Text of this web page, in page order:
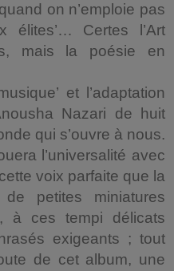
on n’emploie pas
élites’… Certes l’Art
mais la poésie en
et l’adaptation
Nazari de huit
qui s’ouvre à nous.
l’universalité avec
voix parfaite que la
petites miniatures
à ces tempi délicats
exigeants ; tout
de cet album, une